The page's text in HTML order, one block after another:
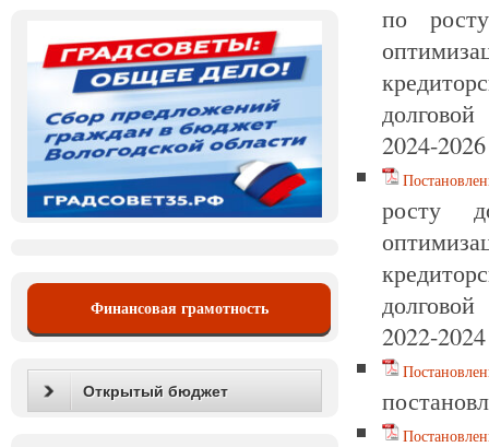
по
2024-
росту
2022-
Финансовая грамотность
Открытый бюджет